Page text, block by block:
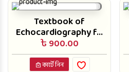
Textbook of
Echocardiography f...
৳ 900.00
কার্টে নিন